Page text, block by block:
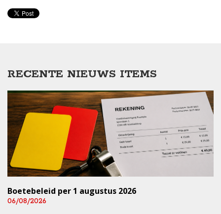
RECENTE NIEUWS ITEMS
Boetebeleid per 1 augustus 2026
06/08/2026